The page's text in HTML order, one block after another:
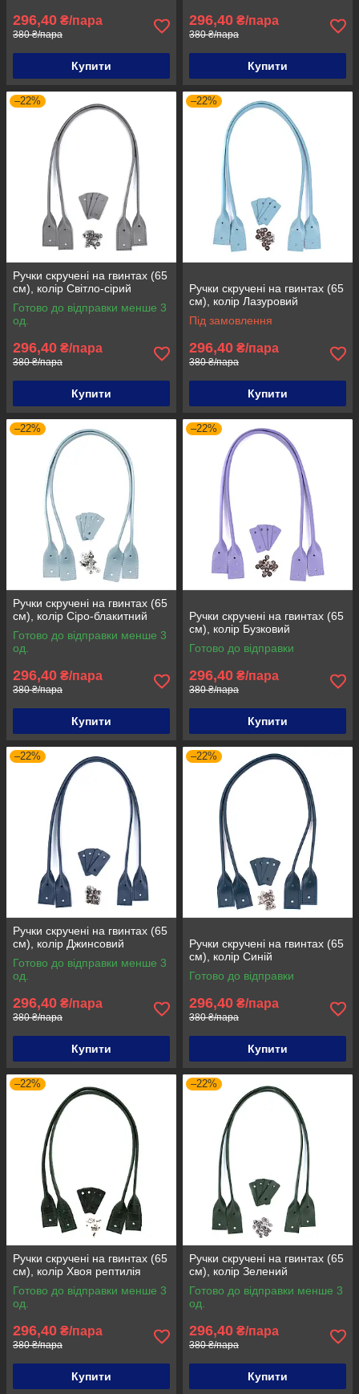
296,40 ₴/пара
380 ₴/пара
Купити
296,40 ₴/пара
380 ₴/пара
Купити
–22%
Ручки скручені на гвинтах (65
см), колір Світло-сірий
Готово до відправки менше 3
од.
296,40 ₴/пара
380 ₴/пара
Купити
–22%
Ручки скручені на гвинтах (65
см), колір Лазуровий
Під замовлення
296,40 ₴/пара
380 ₴/пара
Купити
–22%
Ручки скручені на гвинтах (65
см), колір Сіро-блакитний
Готово до відправки менше 3
од.
296,40 ₴/пара
380 ₴/пара
Купити
–22%
Ручки скручені на гвинтах (65
см), колір Бузковий
Готово до відправки
296,40 ₴/пара
380 ₴/пара
Купити
–22%
Ручки скручені на гвинтах (65
см), колір Джинсовий
Готово до відправки менше 3
од.
296,40 ₴/пара
380 ₴/пара
Купити
–22%
Ручки скручені на гвинтах (65
см), колір Синій
Готово до відправки
296,40 ₴/пара
380 ₴/пара
Купити
–22%
Ручки скручені на гвинтах (65
см), колір Хвоя рептилія
Готово до відправки менше 3
од.
296,40 ₴/пара
380 ₴/пара
Купити
–22%
Ручки скручені на гвинтах (65
см), колір Зелений
Готово до відправки менше 3
од.
296,40 ₴/пара
380 ₴/пара
Купити